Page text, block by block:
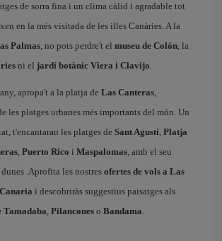
de sorra fina i un clima càlid i agradable tot
en la més visitada de les illes Canàries. A la
Palmas, no pots perdre't el museu de Colón, la
ni el jardí botànic Viera i Clavijo.
apropa't a la platja de Las Canteras,
les platges urbanes més importants del món. Un
t'encantaran les platges de Sant Agustí, Platja
, Puerto Rico i Maspalomas, amb el seu
.Aprofita les nostres ofertes de vols a Las
i descobriràs suggestius paisatges als
Tamadaba, Pilancones o Bandama.